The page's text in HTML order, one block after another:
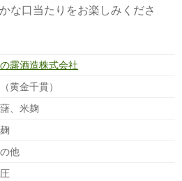
な口当たりをお楽しみくださ
露酒造株式会社
黄金千貫）
、米麹
他